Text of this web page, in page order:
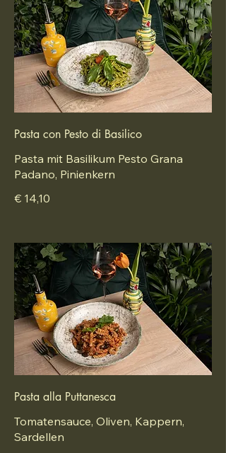
Pasta con Pesto di Basilico
Pasta mit Basilikum Pesto Grana
Padano, Pinienkern
€ 14,10
Pasta alla Puttanesca
Tomatensauce, Oliven, Kappern,
Sardellen